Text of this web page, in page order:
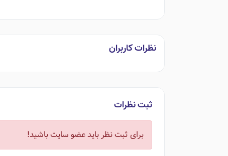
نظرات کاربران
ثبت نظرات
برای ثبت نظر باید عضو سایت باشید!